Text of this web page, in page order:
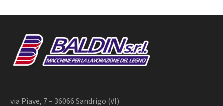
via Piave, 7 – 36066 Sandrigo (VI)